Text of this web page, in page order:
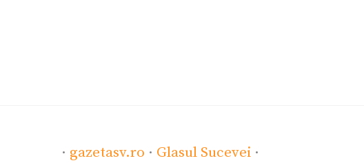
· gazetasv.ro · Glasul Sucevei ·